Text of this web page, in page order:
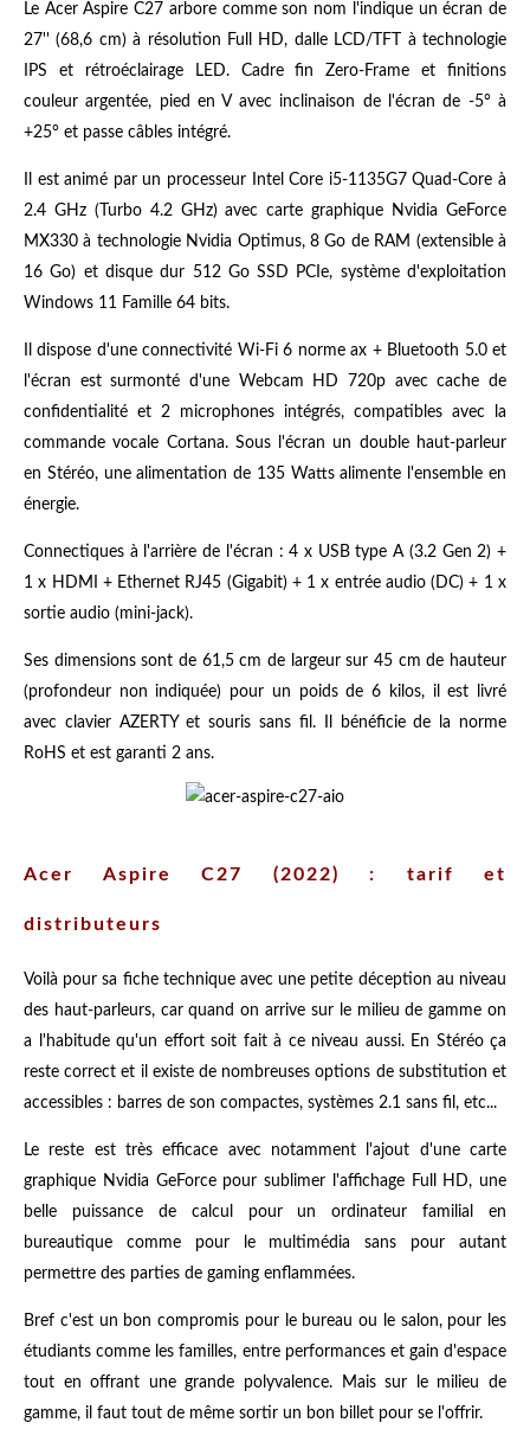
Le Acer Aspire C27 arbore comme son nom l'indique un écran de
27'' (68,6 cm) à résolution Full HD, dalle LCD/TFT à technologie
IPS et rétroéclairage LED. Cadre fin Zero-Frame et finitions
couleur argentée, pied en V avec inclinaison de l'écran de -5° à
+25° et passe câbles intégré.
Il est animé par un processeur Intel Core i5-1135G7 Quad-Core à
2.4 GHz (Turbo 4.2 GHz) avec carte graphique Nvidia GeForce
MX330 à technologie Nvidia Optimus, 8 Go de RAM (extensible à
16 Go) et disque dur 512 Go SSD PCIe, système d'exploitation
Windows 11 Famille 64 bits.
Il dispose d'une connectivité Wi-Fi 6 norme ax + Bluetooth 5.0 et
l'écran est surmonté d'une Webcam HD 720p avec cache de
confidentialité et 2 microphones intégrés, compatibles avec la
commande vocale Cortana. Sous l'écran un double haut-parleur
en Stéréo, une alimentation de 135 Watts alimente l'ensemble en
énergie.
Connectiques à l'arrière de l'écran : 4 x USB type A (3.2 Gen 2) +
1 x HDMI + Ethernet RJ45 (Gigabit) + 1 x entrée audio (DC) + 1 x
sortie audio (mini-jack).
Ses dimensions sont de 61,5 cm de largeur sur 45 cm de hauteur
(profondeur non indiquée) pour un poids de 6 kilos, il est livré
avec clavier AZERTY et souris sans fil. Il bénéficie de la norme
RoHS et est garanti 2 ans.
Acer Aspire C27 (2022) : tarif et
distributeurs
Voilà pour sa fiche technique avec une petite déception au niveau
des haut-parleurs, car quand on arrive sur le milieu de gamme on
a l'habitude qu'un effort soit fait à ce niveau aussi. En Stéréo ça
reste correct et il existe de nombreuses options de substitution et
accessibles : barres de son compactes, systèmes 2.1 sans fil, etc...
Le reste est très efficace avec notamment l'ajout d'une carte
graphique Nvidia GeForce pour sublimer l'affichage Full HD, une
belle puissance de calcul pour un ordinateur familial en
bureautique comme pour le multimédia sans pour autant
permettre des parties de gaming enflammées.
Bref c'est un bon compromis pour le bureau ou le salon, pour les
étudiants comme les familles, entre performances et gain d'espace
tout en offrant une grande polyvalence. Mais sur le milieu de
gamme, il faut tout de même sortir un bon billet pour se l'offrir.